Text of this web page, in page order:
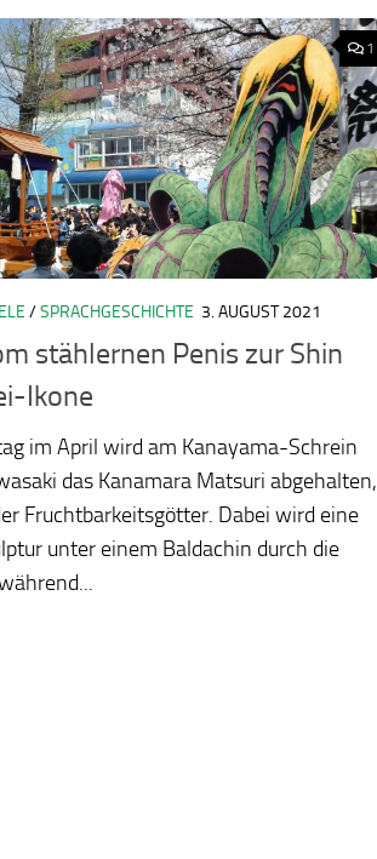
1
/SPRACHGESCHICHTE 3. AUGUST 2021
stählernen Penis zur Shin
Ikone
im April wird am Kanayama-Schrein
das Kanamara Matsuri abgehalten,
Fruchtbarkeitsgötter. Dabei wird eine
unter einem Baldachin durch die